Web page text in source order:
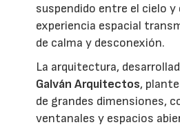
suspendido entre el cielo y
experiencia espacial
de calma y desconexión.
La arquitectura,
Galván Arquitectos,
de grandes dimensiones,
ventanales y espacios